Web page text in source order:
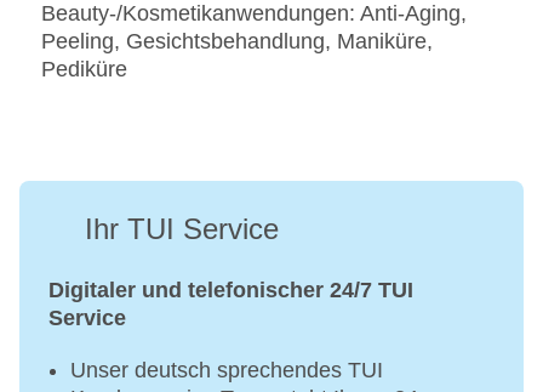
Beauty-/Kosmetikanwendungen: Anti-Aging,
Peeling, Gesichtsbehandlung, Maniküre,
Pediküre
Ihr TUI Service
Digitaler und telefonischer 24/7 TUI
Service
Unser deutsch sprechendes TUI